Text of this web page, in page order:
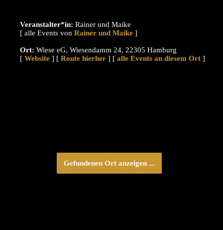
Veranstalter*in: Rainer und Maike
[ alle Events von
]
Ort: Wiese eG, Wiesendamm 24, 22305 Hamburg
[ Website ] [ Route hierher ] [ alle Events an diesem Ort ]